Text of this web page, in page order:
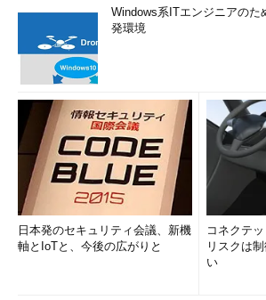
Windows系ITエンジニアのた
発環境
日本発のセキュリティ会議、新機
軸とIoTと、今後の広がりと
コネクテ
リスクは
い